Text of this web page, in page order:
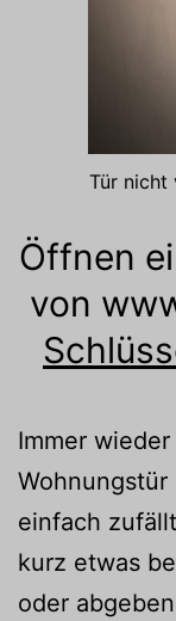
Tür nicht
Öffnen
von
Immer
einfach
kurz etwas
oder